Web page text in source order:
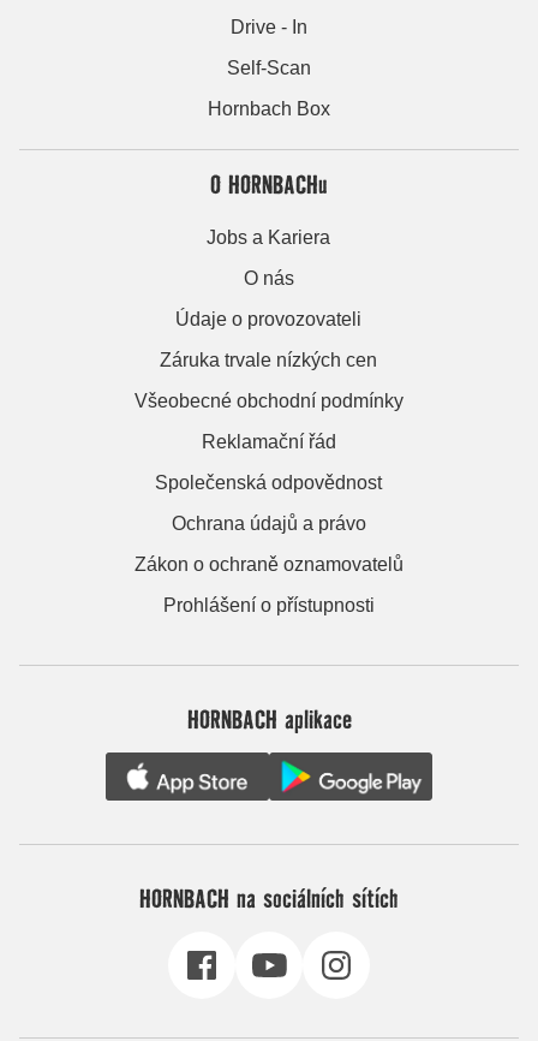
Drive - In
Self-Scan
Hornbach Box
O HORNBACHu
Jobs a Kariera
O nás
Údaje o provozovateli
Záruka trvale nízkých cen
Všeobecné obchodní podmínky
Reklamační řád
Společenská odpovědnost
Ochrana údajů a právo
Zákon o ochraně oznamovatelů
Prohlášení o přístupnosti
HORNBACH aplikace
HORNBACH na sociálních sítích